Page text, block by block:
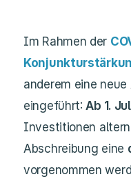
Im Rahmen der
anderem eine
eingeführt: Ab 1.
Investitionen
Abschreibung eine
vorgenommen